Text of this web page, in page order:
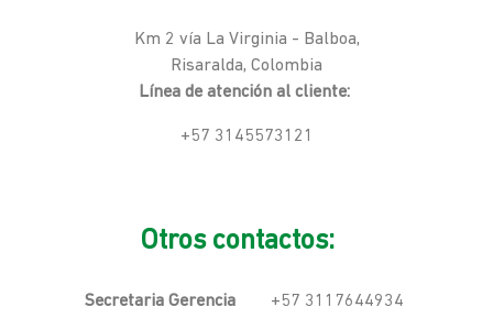
Km 2 vía La Virginia - Balboa,
Risaralda, Colombia
Línea de atención al cliente:
+57 3145573121
Otros contactos:
Secretaria Gerencia +57 3117644934